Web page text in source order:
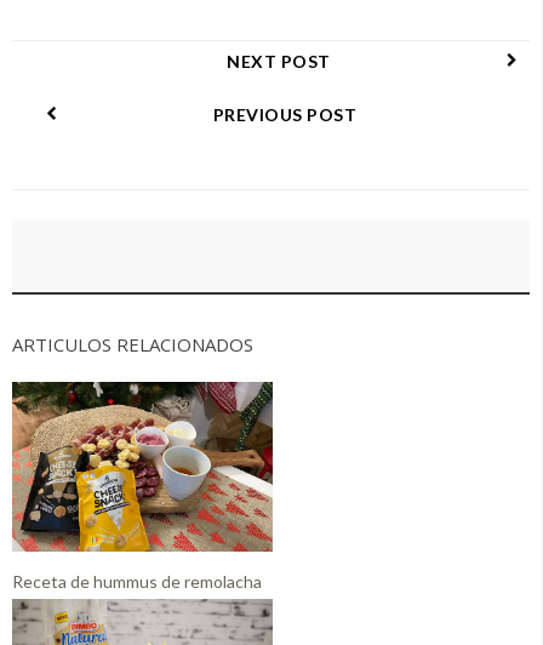
NEXT POST
PREVIOUS POST
ARTICULOS RELACIONADOS
Receta de hummus de remolacha